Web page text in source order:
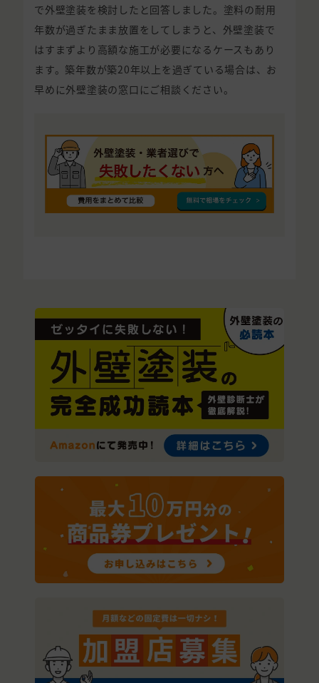
で外壁塗装を検討したと回答しました。塗料の耐用
年数が過ぎたまま放置をしてしまうと、外壁塗装で
はすまずより高額な施工が必要になるケースもあり
ます。築年数が築20年以上を過ぎている場合は、お
早めに外壁塗装の窓口にご相談ください。